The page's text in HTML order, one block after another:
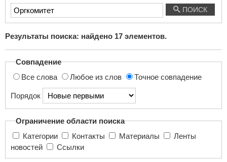
Введите
текст
поиска...
ПОИСК
Результаты поиска: найдено 17 элементов.
Совпадение
Все слова
Любое из слов Точное совпадение
Порядок
Ограничение области поиска
Категории
Контакты Материалы
новостей
Ссылки